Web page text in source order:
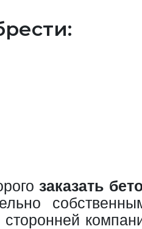
заказать